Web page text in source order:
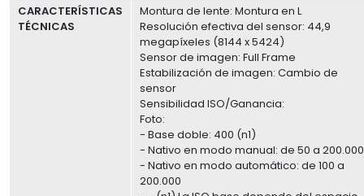
CARACTERÍSTICAS
TÉCNICAS
Montura de lente: Montura en L
Resolución efectiva del sensor: 44,9
megapíxeles (8144 x 5424)
Sensor de imagen: Full Frame
Estabilización de imagen: Cambio de
sensor
Sensibilidad ISO/Ganancia:
Foto:
- Base doble: 400 (n1)
- Nativo en modo manual: de 50 a 200.000
- Nativo en modo automático: de 100 a
200.000